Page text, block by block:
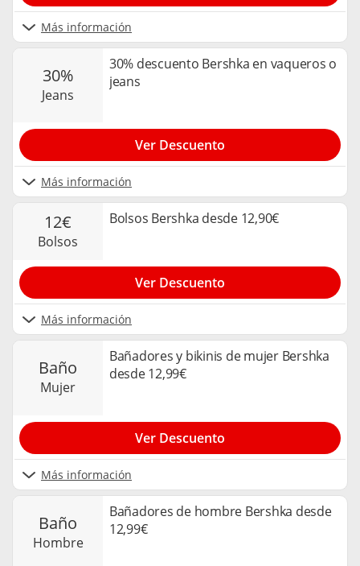
Más información
30%
jeans
30% descuento Bershka en vaqueros o
jeans
Más información
Ver Descuento
12€
bolsos
Bolsos Bershka desde 12,90€
Más información
Ver Descuento
baño
mujer
Bañadores y bikinis de mujer Bershka
desde 12,99€
Más información
Ver Descuento
baño
hombre
Bañadores de hombre Bershka desde
12,99€